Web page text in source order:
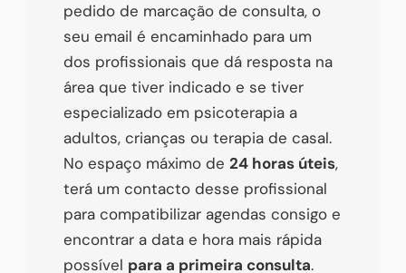
pedido de marcação de consulta, o
seu email é encaminhado para um
dos profissionais que dá resposta na
área que tiver indicado e se tiver
especializado em psicoterapia a
adultos, crianças ou terapia de casal.
No espaço máximo de 24 horas úteis,
terá um contacto desse profissional
para compatibilizar agendas consigo e
encontrar a data e hora mais rápida
possível para a primeira consulta.